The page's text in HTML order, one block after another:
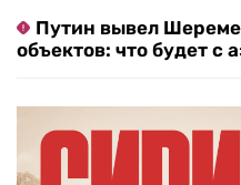
Путин вывел
объектов: что будет с